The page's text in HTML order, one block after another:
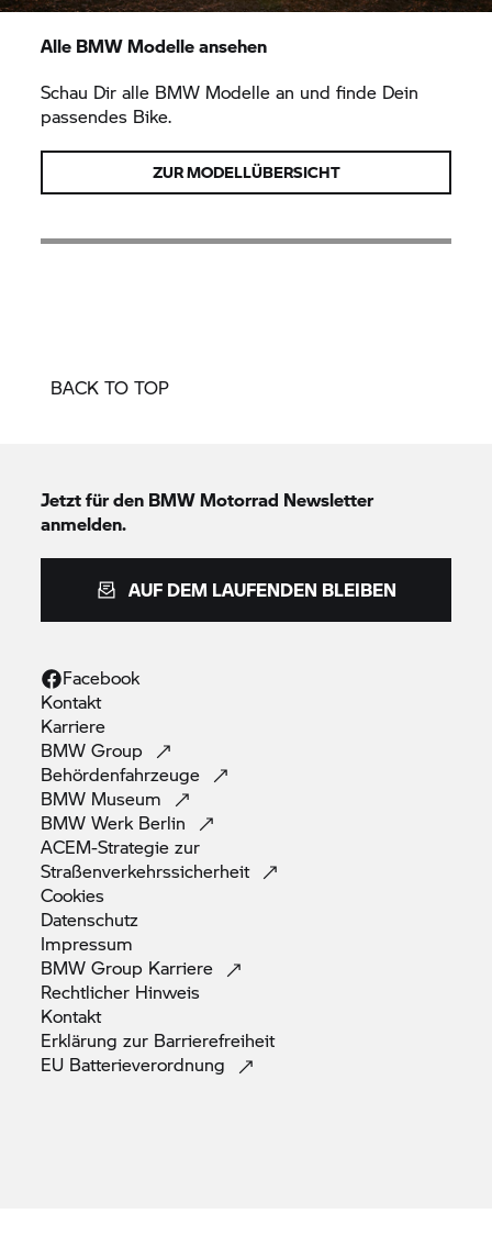
Alle BMW Modelle ansehen
Schau Dir alle BMW Modelle an und finde Dein
passendes Bike.
ZUR MODELLÜBERSICHT
BACK TO TOP
Jetzt für den BMW Motorrad Newsletter
anmelden.
AUF DEM LAUFENDEN BLEIBEN
Facebook
Kontakt
Karriere
BMWGroup
Behördenfahrzeuge
BMW Museum
BMW Werk Berlin
ACEM-Strategie zur
Straßenverkehrssicherheit
Cookies
Datenschutz
Impressum
BMW Group Karriere
Rechtlicher Hinweis
Kontakt
Erklärung zur Barrierefreiheit
EU Batterieverordnung